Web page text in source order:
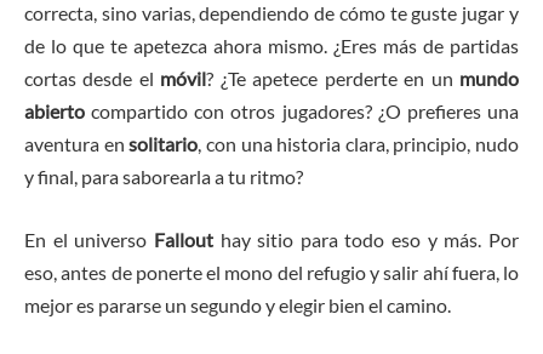
correcta, sino varias, dependiendo de cómo te guste jugar y
de lo que te apetezca ahora mismo. ¿Eres más de partidas
cortas desde el móvil? ¿Te apetece perderte en un mundo
abierto compartido con otros jugadores? ¿O prefieres una
aventura ensolitario, con una historia clara, principio, nudo
y final, para saborearla a tu ritmo?
En el universo Fallouthay sitio para todo eso y más. Por
eso, antes de ponerte el mono del refugio y salir ahí fuera, lo
mejor es pararse un segundo y elegir bien el camino.